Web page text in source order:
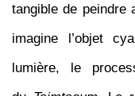
tangible de peindre
imagine l’objet
lumière, le